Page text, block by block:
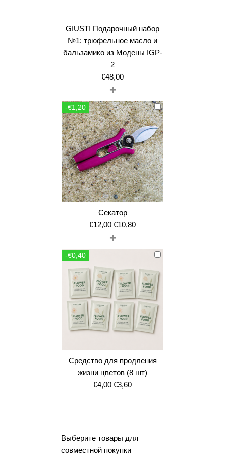
GIUSTI Подарочный набор
№1: трюфельное масло и
бальзамико из Модены IGP-
2
€48,00
+
-€1,20
Секатор
€12,00 Первоначальная
цена
составляла
€10,80Текущая
€10,80.
+
-€0,40
Средство для продления
жизни цветов (8 шт)
€4,00 Первоначальная
€3,60Текущая
Выберите товары для
совместной покупки